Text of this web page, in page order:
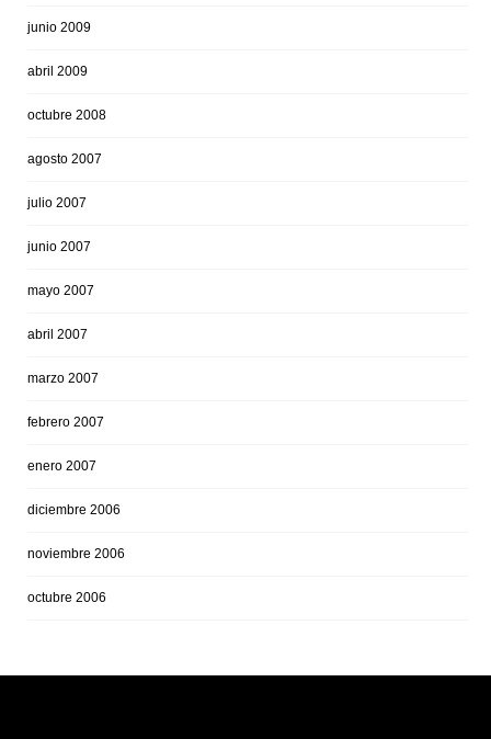
junio 2009
abril 2009
octubre 2008
agosto 2007
julio 2007
junio 2007
mayo 2007
abril 2007
marzo 2007
febrero 2007
enero 2007
diciembre 2006
noviembre 2006
octubre 2006